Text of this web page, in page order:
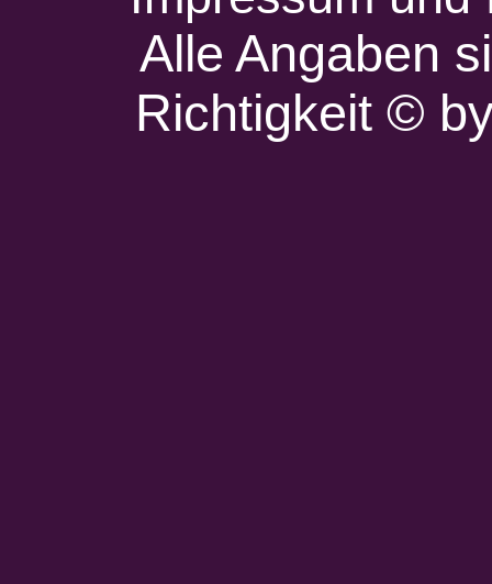
Alle Angaben
Richtigkeit ©